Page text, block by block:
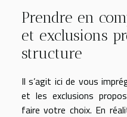
Prendre en
et exclusions
structure
Il s’agit ici de vous
et les exclusions
faire votre choix. En